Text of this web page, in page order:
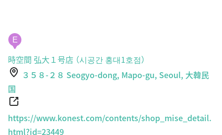
E
時空間 弘大１号店 （시공간 홍대1호점）
３５８-２８ Seogyo-dong, Mapo-gu, Seoul, 大韓民
国
https://www.konest.com/contents/shop_mise_detail.
html?id=23449